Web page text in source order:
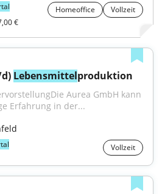
Homeoffice
Vollzeit
€
Lebensmittelproduktion
Aurea GmbH kann
Erfahrung in der...
Vollzeit